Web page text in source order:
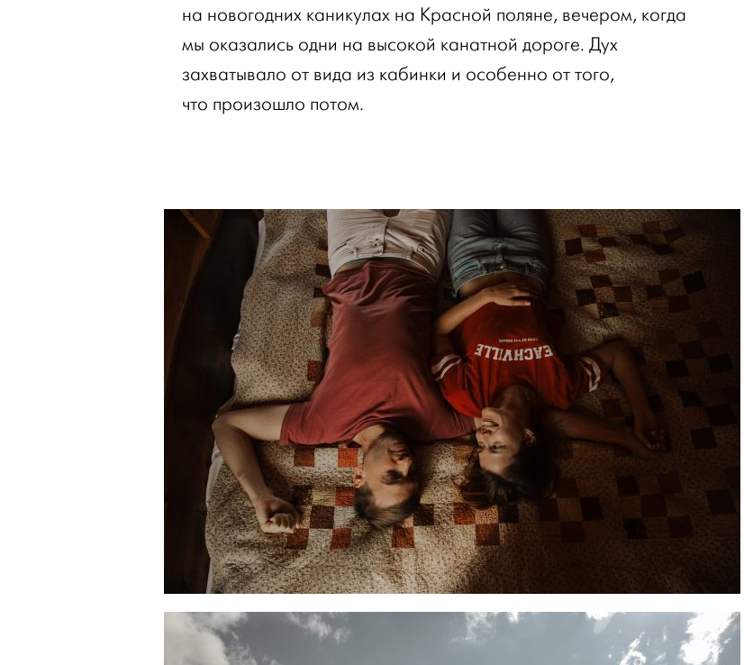
на новогодних каникулах на Красной поляне, вечером, когда
мы оказались одни на высокой канатной дороге. Дух
захватывало от вида из кабинки и особенно от того,
что произошло потом.